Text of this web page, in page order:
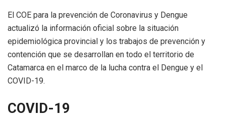
El COE para la prevención de Coronavirus y Dengue
actualizó la información oficial sobre la situación
epidemiológica provincial y los trabajos de prevención y
contención que se desarrollan en todo el territorio de
Catamarca en el marco de la lucha contra el Dengue y el
COVID-19.
COVID-19